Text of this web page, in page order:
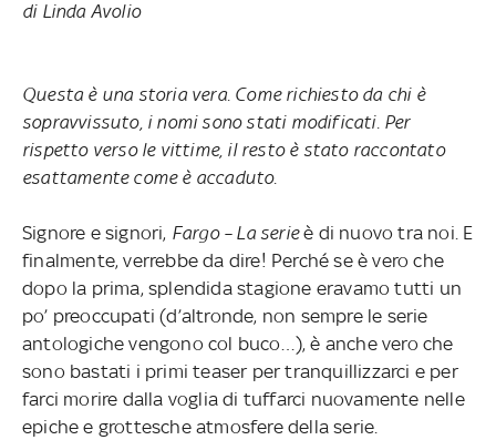
di Linda Avolio
Questa è una storia vera. Come richiesto da chi è
sopravvissuto, i nomi sono stati modificati. Per
rispetto verso le vittime, il resto è stato raccontato
esattamente come è accaduto.
Signore e signori, Fargo – La serieè di nuovo tra noi. E
finalmente, verrebbe da dire! Perché se è vero che
dopo la prima, splendida stagione eravamo tutti un
po’ preoccupati (d’altronde, non sempre le serie
antologiche vengono col buco…), è anche vero che
sono bastati i primi teaser per tranquillizzarci e per
farci morire dalla voglia di tuffarci nuovamente nelle
epiche e grottesche atmosfere della serie.